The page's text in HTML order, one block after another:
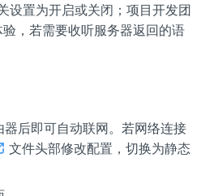
设置为开启或关闭；项目开发团
，若需要收听服务器返回的语
后即可自动联网。若网络连接
文件头部修改配置，切换为静态